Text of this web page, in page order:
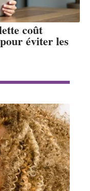
coût
éviter les